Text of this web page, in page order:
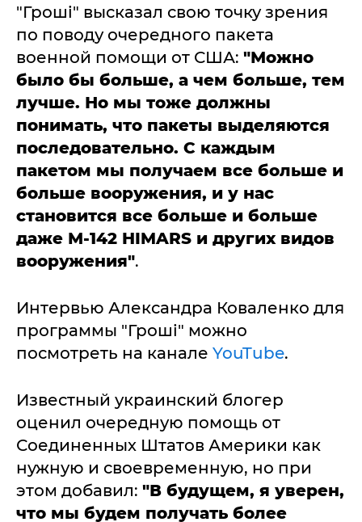
"Гроші" высказал свою точку зрения
по поводу очередного пакета
военной помощи от США: "Можно
было бы больше, а чем больше, тем
лучше. Но мы тоже должны
понимать, что пакеты выделяются
последовательно. С каждым
пакетом мы получаем все больше и
больше вооружения, и у нас
становится все больше и больше
даже М-142 HIMARS и других видов
вооружения".
Интервью Александра Коваленко для
программы "Гроші" можно
посмотреть на канале YouTube.
Известный украинский блогер
оценил очередную помощь от
Соединенных Штатов Америки как
нужную и своевременную, но при
этом добавил: "В будущем, я уверен,
что мы будем получать более